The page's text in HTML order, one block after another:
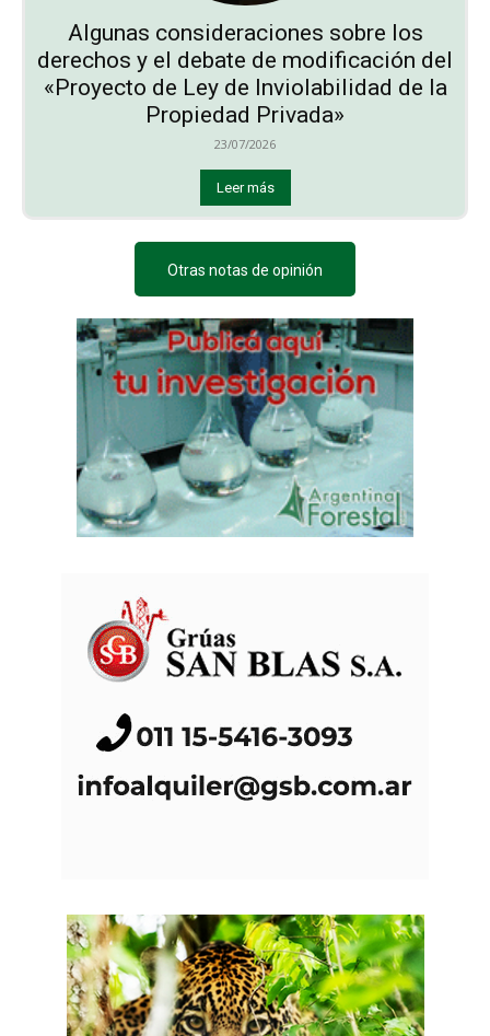
Algunas consideraciones sobre los
derechos y el debate de modificación del
«Proyecto de Ley de Inviolabilidad de la
Propiedad Privada»
23/07/2026
Leer más
Otras notas de opinión